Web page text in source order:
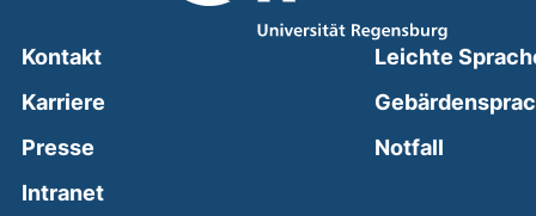
Kontakt
Karriere
Presse
Intranet(external link, opens in a new window)
Leichte
Notfall